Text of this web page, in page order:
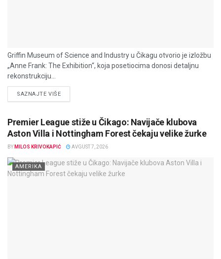
Griffin Museum of Science and Industry u Čikagu otvorio je izložbu
„Anne Frank: The Exhibition“, koja posetiocima donosi detaljnu
rekonstrukciju...
SAZNAJTE VIŠEDETAILS
Premier League stiže u Čikago: Navijače klubova
Aston Villa i Nottingham Forest čekaju velike žurke
BY MILOS KRIVOKAPIĆ AVGUST 7, 2026
AMERIKA